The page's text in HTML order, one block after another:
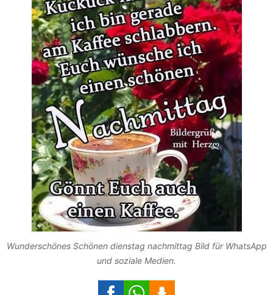
Wunderschönes Schönen dienstag nachmittag Bild für WhatsApp
und soziale Medien.